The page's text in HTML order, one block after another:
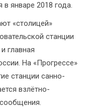
в январе 2018 года.
«столицей»
станции
главная
На «Прогрессе»
станции санно-
взлётно-